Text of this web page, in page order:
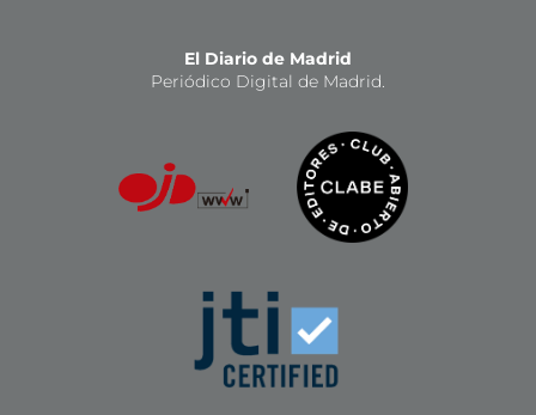
El Diario de Madrid
Periódico Digital de Madrid.